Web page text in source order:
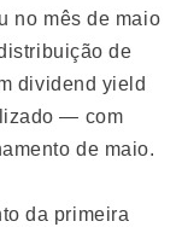
no mês de maio
de
dividend yield
— com
de maio.
da primeira